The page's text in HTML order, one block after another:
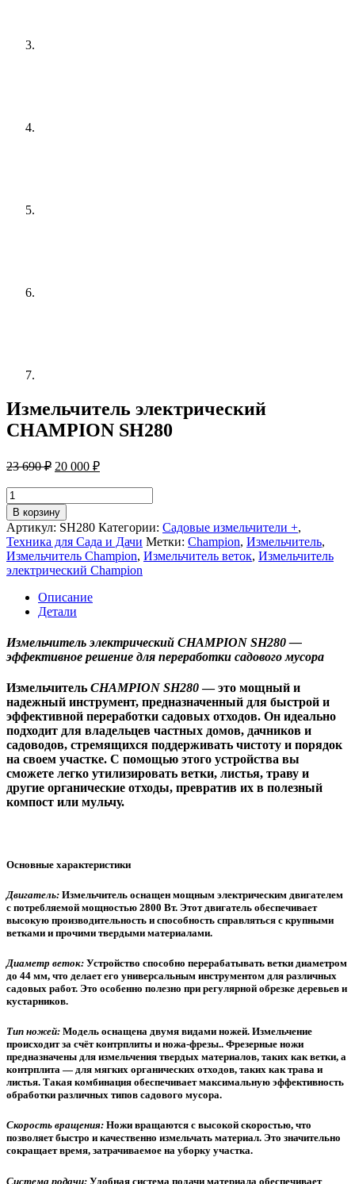
Измельчитель электрический
CHAMPION SH280
23 690₽ Первоначальная
составляла
23
690 ₽.
20 000 ₽Текущая
20
000 ₽.
Количество
товара
Измельчитель
электрический
CHAMPION
SH280
В корзину
Артикул: SH280 Категории: Садовые измельчители +,
Техника для Сада и Дачи Метки: Champion, Измельчитель,
Измельчитель Champion, Измельчитель веток, Измельчитель
электрический Champion
Описание
Детали
Измельчитель электрический CHAMPION SH280 —
эффективное решение для переработки садового мусора
Измельчитель CHAMPION SH280— это мощный и
надежный инструмент, предназначенный для быстрой и
эффективной переработки садовых отходов. Он идеально
подходит для владельцев частных домов, дачников и
садоводов, стремящихся поддерживать чистоту и порядок
на своем участке. С помощью этого устройства вы
сможете легко утилизировать ветки, листья, траву и
другие органические отходы, превратив их в полезный
компост или мульчу.
Основные характеристики
Двигатель: Измельчитель оснащен мощным электрическим двигателем
с потребляемой мощностью 2800 Вт. Этот двигатель обеспечивает
высокую производительность и способность справляться с крупными
ветками и прочими твердыми материалами.
Диаметр веток: Устройство способно перерабатывать ветки диаметром
до 44 мм, что делает его универсальным инструментом для различных
садовых работ. Это особенно полезно при регулярной обрезке деревьев и
кустарников.
Тип ножей: Модель оснащена двумя видами ножей. Измельчение
происходит за счёт контрплиты и ножа-фрезы.. Фрезерные ножи
предназначены для измельчения твердых материалов, таких как ветки, а
контрплита — для мягких органических отходов, таких как трава и
листья. Такая комбинация обеспечивает максимальную эффективность
обработки различных типов садового мусора.
Скорость вращения: Ножи вращаются с высокой скоростью, что
позволяет быстро и качественно измельчать материал. Это значительно
сокращает время, затрачиваемое на уборку участка.
Система подачи: Удобная система подачи материала обеспечивает